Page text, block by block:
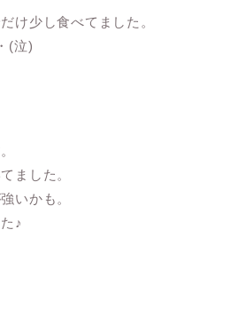
け少し食べてました。
(泣)
ました。
いかも。
♪